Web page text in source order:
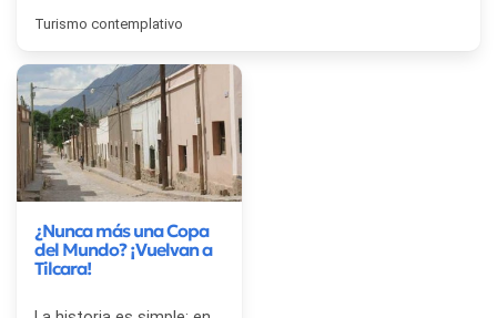
Turismo contemplativo
¿Nunca más una Copa
del Mundo? ¡Vuelvan a
Tilcara!